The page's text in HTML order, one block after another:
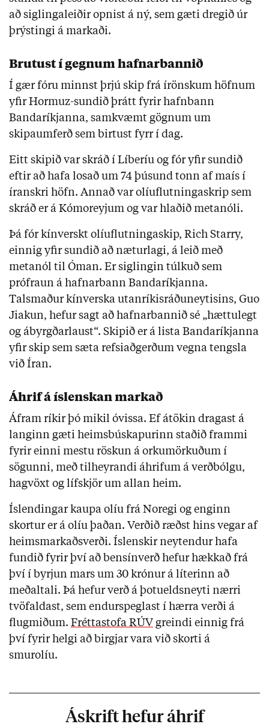
að siglingaleiðir opnist á ný, sem gæti dregið úr
þrýstingi á markaði.
Brutust í gegnum hafnarbannið
Í gær fóru minnst þrjú skip frá írönskum höfnum
yfir Hormuz-sundið þrátt fyrir hafnbann
Bandaríkjanna, samkvæmt gögnum um
skipaumferð sem birtust fyrr í dag.
Eitt skipið var skráð í Líberíu og fór yfir sundið
eftir að hafa losað um 74 þúsund tonn af maís í
íranskri höfn. Annað var olíuflutningaskrip sem
skráð er á Kómoreyjum og var hlaðið metanóli.
Þá fór kínverskt olíuflutningaskip, Rich Starry,
einnig yfir sundið að næturlagi, á leið með
metanól til Óman. Er siglingin túlkuð sem
prófraun á hafnarbann Bandaríkjanna.
Talsmaður kínverska utanríkisráðuneytisins, Guo
Jiakun, hefur sagt að hafnarbannið sé „hættulegt
og ábyrgðarlaust“. Skipið er á lista Bandaríkjanna
yfir skip sem sæta refsiaðgerðum vegna tengsla
við Íran.
Áhrif á íslenskan markað
Áfram ríkir þó mikil óvissa. Ef átökin dragast á
langinn gæti heimsbúskapurinn staðið frammi
fyrir einni mestu röskun á orkumörkuðum í
sögunni, með tilheyrandi áhrifum á verðbólgu,
hagvöxt og lífskjör um allan heim.
Íslendingar kaupa olíu frá Noregi og enginn
skortur er á olíu þaðan. Verðið ræðst hins vegar af
heimsmarkaðsverði. Íslenskir neytendur hafa
fundið fyrir því að bensínverð hefur hækkað frá
því í byrjun mars um 30 krónur á líterinn að
meðaltali. Þá hefur verð á þotueldsneyti nærri
tvöfaldast, sem endurspeglast í hærra verði á
flugmiðum. Fréttastofa RÚV greindi einnig frá
því fyrir helgi að birgjar vara við skorti á
smurolíu.
Áskrift hefur áhrif